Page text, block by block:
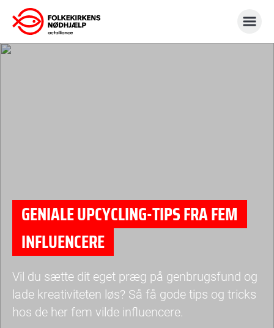
Gå
til
indhold
GENIALE UPCYCLING-TIPS FRA FEM
INFLUENCERE
Vil du sætte dit eget præg på genbrugsfund og
lade kreativiteten løs? Så få gode tips og tricks
hos de her fem vilde influencere.